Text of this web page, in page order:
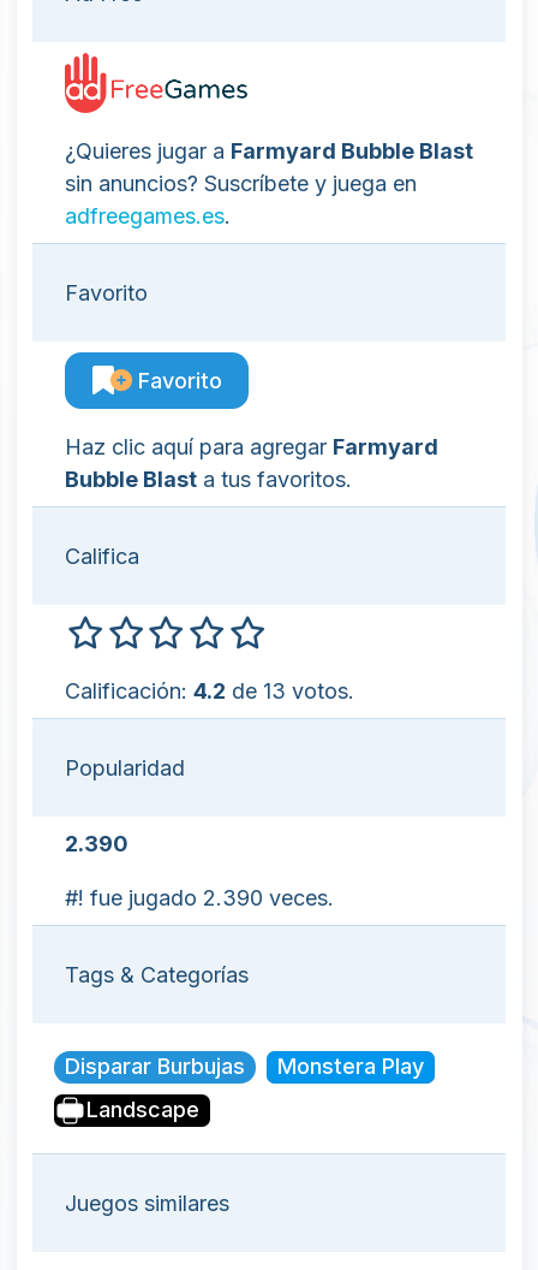
¿Quieres jugar a Farmyard Bubble Blast
sin anuncios? Suscríbete y juega en
adfreegames.es.
Favorito
Favorito
Haz clic aquí para agregar Farmyard
Bubble Blast a tus favoritos.
Califica
Calificación: 4.2 de 13 votos.
Popularidad
2.390
#! fue jugado 2.390 veces.
Tags & Categorías
Disparar Burbujas
Monstera Play
Landscape
Juegos similares